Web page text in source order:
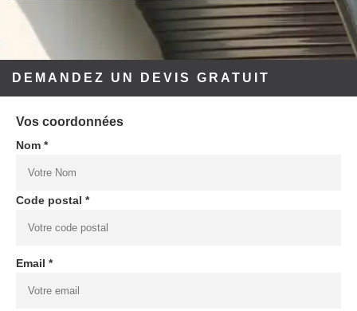
DEMANDEZ UN DEVIS GRATUIT
Vos coordonnées
Nom *
Code postal *
Email *